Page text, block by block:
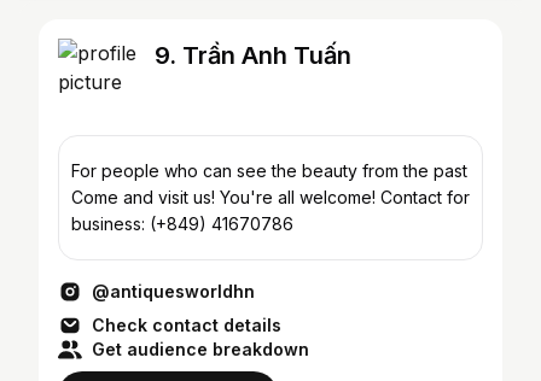
9. Trần Anh Tuấn
For people who can see the beauty from the past
Come and visit us! You're all welcome! Contact for
business: (+849) 41670786
@antiquesworldhn
Check contact details
Get audience breakdown